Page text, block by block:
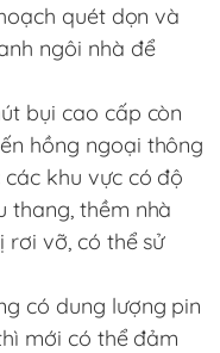
quét dọn và
ngôi nhà để
bụi cao cấp còn
hồng ngoại thông
khu vực có độ
thang, thềm nhà
rơi vỡ, có thể sử
có dung lượng pin
mới có thể đảm